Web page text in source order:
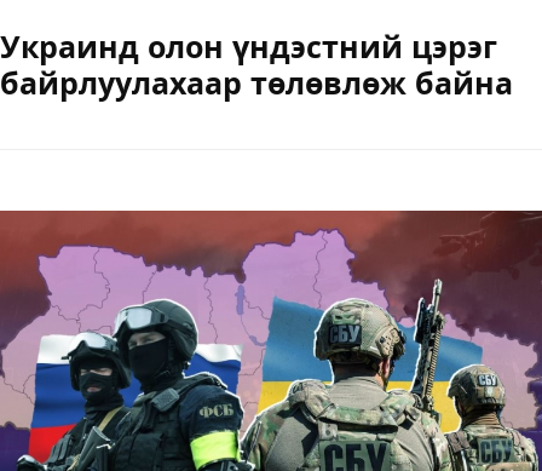
Украинд олон үндэстний цэрэг
байрлуулахаар төлөвлөж байна